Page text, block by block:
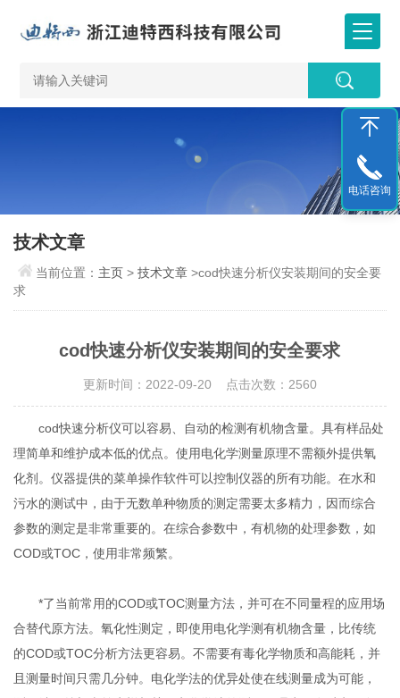
技术文章
当前位置： 主页 >技术文章 >cod快速分析仪安装期间的安全要
求
cod快速分析仪安装期间的安全要求
更新时间：2022-09-20 点击次数：2560
cod快速分析仪可以容易、自动的检测有机物含量。具有样品处
理简单和维护成本低的优点。使用电化学测量原理不需额外提供氧
化剂。仪器提供的菜单操作软件可以控制仪器的所有功能。在水和
污水的测试中，由于无数单种物质的测定需要太多精力，因而综合
参数的测定是非常重要的。在综合参数中，有机物的处理参数，如
COD或TOC，使用非常频繁。
*了当前常用的COD或TOC测量方法，并可在不同量程的应用场
合替代原方法。氧化性测定，即使用电化学测有机物含量，比传统
的COD或TOC分析方法更容易。不需要有毒化学物质和高能耗，并
且测量时间只需几分钟。电化学法的优异处使在线测量成为可能，
电话咨询